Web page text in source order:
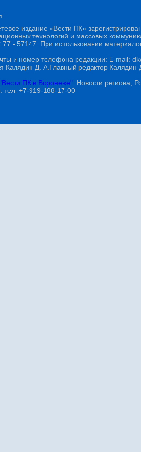
издание «Вести ПК»
технологий и массовых
- 57147. При использовании
и номер телефона редакции: E-mail:
Калядин Д. А.Главный редактор
"Вести ПК в Воронеже" . Новости региона,
тел: +7-919-188-17-00